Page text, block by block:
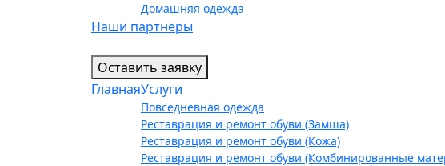
Домашняя одежда
Наши партнёры
Оставить заявку
ГлавнаяУслуги
Повседневная одежда
Реставрация и ремонт обуви (Замша)
Реставрация и ремонт обуви (Кожа)
Реставрация и ремонт обуви (Комбинированные